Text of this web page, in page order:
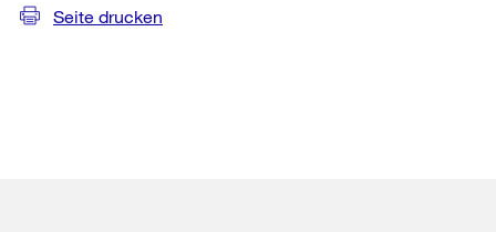
Seite drucken